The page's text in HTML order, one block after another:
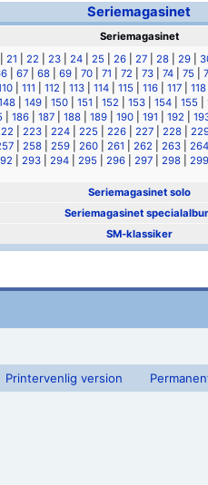
Seriemagasinet
Seriemagasinet
21 22 23| 24| 25 26| 27| 28| 29|
67 68 69 70 71 72 73 74 75
111 112 113 114 115 116 117 118
149 150 151 152 153 154 155
186| 187| 188| 189| 190| 191 192
223| 224| 225 226| 227| 228|
258 259 260 261 262 263 264
293| 294| 295 296| 297| 298| 299
Seriemagasinet solo
Seriemagasinet
SM-klassiker
Printervenlig version